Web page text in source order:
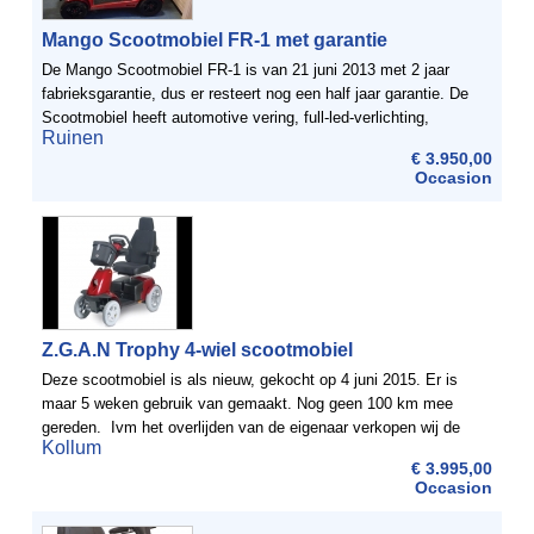
Mango Scootmobiel FR-1 met garantie
De Mango Scootmobiel FR-1 is van 21 juni 2013 met 2 jaar
fabrieksgarantie, dus er resteert nog een half jaar garantie. De
Scootmobiel heeft automotive vering, full-led-verlichting,
dubbelgevorkte wielvormig en een draagvermogen tot ...
Ruinen
€ 3.950,00
Occasion
Z.G.A.N Trophy 4-wiel scootmobiel
Deze scootmobiel is als nieuw, gekocht op 4 juni 2015. Er is
maar 5 weken gebruik van gemaakt. Nog geen 100 km mee
gereden. Ivm het overlijden van de eigenaar verkopen wij de
scootmobiel. Nieuwprijs €5606,22 aankoop papieren ...
Kollum
€ 3.995,00
Occasion